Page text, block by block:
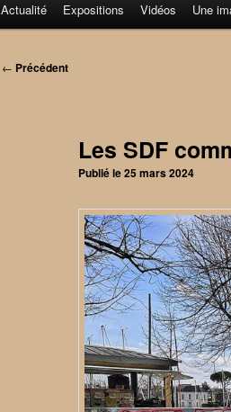
Actualité Expositions Vidéos Une
Navigation
← Précédent
Les SDF
Publié le25 mars 2024